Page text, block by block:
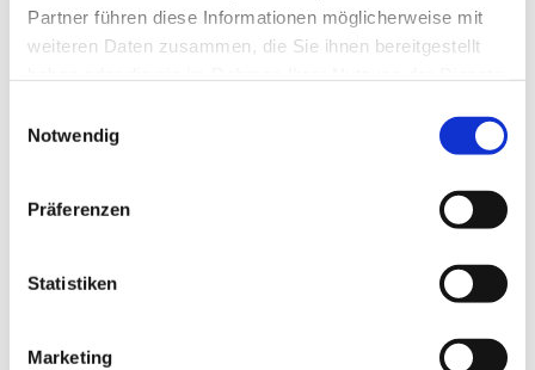
Partner führen diese Informationen möglicherweise mit
weiteren Daten zusammen, die Sie ihnen bereitgestellt
Notwendig
Präferenzen
Statistiken
Marketing